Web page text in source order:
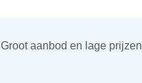
Groot aanbod en lage prijzen